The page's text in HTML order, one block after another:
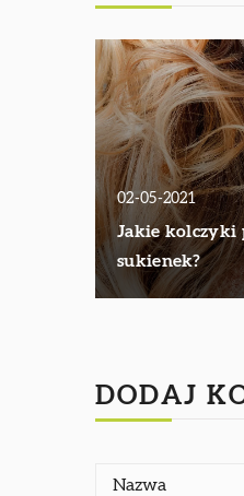
02-05-2021
Jakie kolczyki
sukienek?
DODAJ